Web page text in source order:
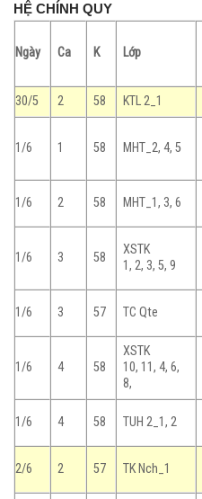
HỆ CHÍNH QUY
Ngày Ca K Lớp
30/5 2 58 KTL 2_1
1/6 1 58 MHT_2, 4, 5
1/6 2 58 MHT_1, 3, 6
1/6 3 58
XSTK
1, 2, 3, 5, 9
1/6 3 57 TC Qte
1/6 4 58
XSTK
10, 11, 4, 6,
8,
1/6 4 58 TUH 2_1, 2
2/6 2 57 TK Nch_1